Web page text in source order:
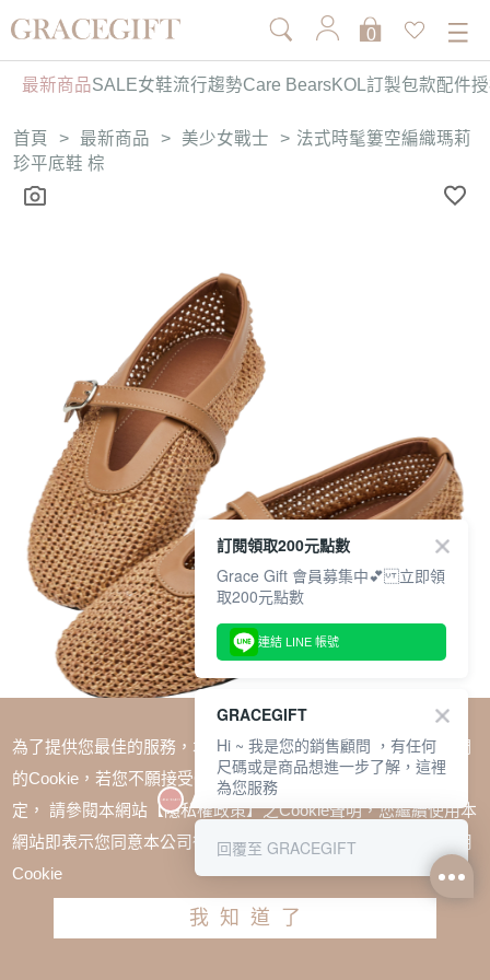
0
最新商品SALE女鞋流行趨勢Care BearsKOL訂製包款配件
首頁 > 最新商品 > 美少女戰士 > 法式時髦簍空編織瑪莉
珍平底鞋 棕
法式時髦簍空編織瑪莉珍平底鞋 棕
為了提供您最佳的服務，本網站會在您的電腦中放置並取用我們
的Cookie，若您不願接受Cookie時應如何變更電腦的Cookie設
定， 請參閱本網站【隱私權政策】之Cookie聲明，您繼續使用本
網站即表示您同意本公司得按本網站使用條款之Cookie聲明使用
Cookie
我知道了
訂閱領取200元點數
Grace Gift 會員募集中💕 立即領
取200元點數
連結 LINE 帳號
GRACEGIFT
Hi ~ 我是您的銷售顧問 ，有任何
尺碼或是商品想進一步了解，這裡
為您服務
回覆至 GRACEGIFT